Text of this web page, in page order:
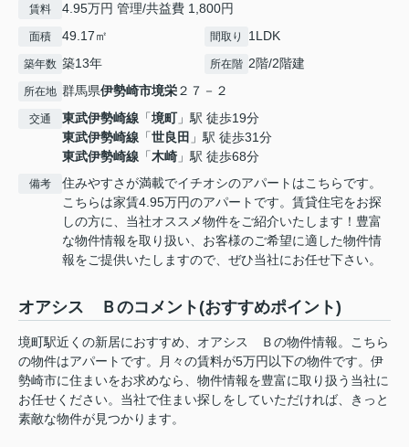
賃料 4.95万円 管理/共益費 1,800円
面積 49.17㎡ 間取り 1LDK
築年数 築13年 所在階 2階/2階建
所在地 群馬県伊勢崎市境栄２７－２
交通 東武伊勢崎線 「境町」駅 徒歩19分
東武伊勢崎線 「世良田 」駅 徒歩31分
東武伊勢崎線 「木崎 」駅 徒歩68分
備考
住みやすさが満載でイチオシのアパートはこちらです。
こちらは家賃4.95万円のアパートです。賃貸住宅をお探
しの方に、当社オススメ物件をご紹介いたします！豊富
な物件情報を取り扱い、お客様のご希望に適した物件情
報をご提供いたしますので、ぜひ当社にお任せ下さい。
オアシス Ｂのコメント(おすすめポイント)
境町駅近くの新居におすすめ、オアシス Ｂの物件情報。こちら
の物件はアパートです。月々の賃料が5万円以下の物件です。伊
勢崎市に住まいをお求めなら、物件情報を豊富に取り扱う当社に
お任せください。当社で住まい探しをしていただければ、きっと
素敵な物件が見つかります。